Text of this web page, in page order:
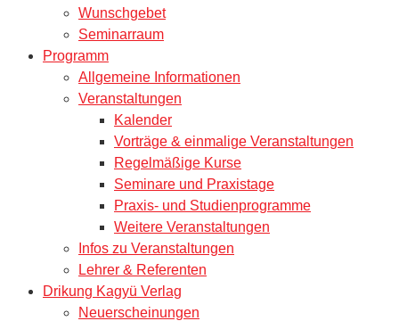
Wunschgebet
Seminarraum
Programm
Allgemeine Informationen
Veranstaltungen
Kalender
Vorträge & einmalige Veranstaltungen
Regelmäßige Kurse
Seminare und Praxistage
Praxis- und Studienprogramme
Weitere Veranstaltungen
Infos zu Veranstaltungen
Lehrer & Referenten
Drikung Kagyü Verlag
Neuerscheinungen